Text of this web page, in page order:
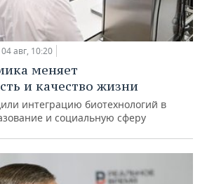
04 авг, 10:20
меняет
и качество жизни
интеграцию биотехнологий в
и социальную сферу